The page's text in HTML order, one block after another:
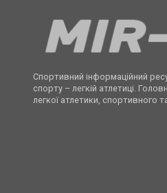
Спортивний інформаційний
спорту – легкій атлетиці.
легкої атлетики, спортивного